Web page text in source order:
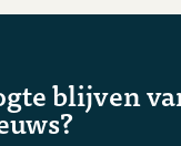
blijven